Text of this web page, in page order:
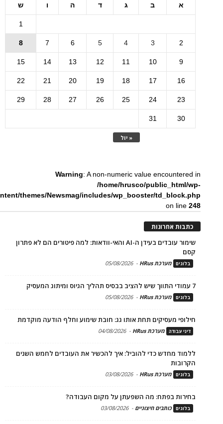
א ב ג ד ה ו ש
« יול
1
2
3
4
5
6
7
8
9
10
11
12
13
14
15
16
17
18
19
20
21
22
23
24
25
26
27
28
29
30
31
Warning: A non-numeric value encountered in
/home/hrusco/public_html/wp-
themes/Newsmag/includes/wp_booster/td_block.php
on line248
כתבות אחרונות
שימור עובדים בעידן ה-AI והאי-וודאות: למה פיטורים הם לא פתרון
קסם
בלוגים מערכת HRus -
05/08/2026
7 עמודי התווך שיש להציב בבסיס תהליך הגיוס ומיתוג המעסיק
בלוגים מערכת HRus -
05/08/2026
חילופי מעסיקים תחת אותו גג: חובת שימוע וחלף הודעה מוקדמת
דיני עבודה מערכת HRus -
04/08/2026
ללמוד מחדש כדי להוביל: איך להכשיר את העובדים לחמש השנים
הקרובות
בלוגים מערכת HRus -
03/08/2026
בחירות בפתח: מה השפעתן על מקום העבודה?
בלוגים כותבים חיצוניים -
03/08/2026